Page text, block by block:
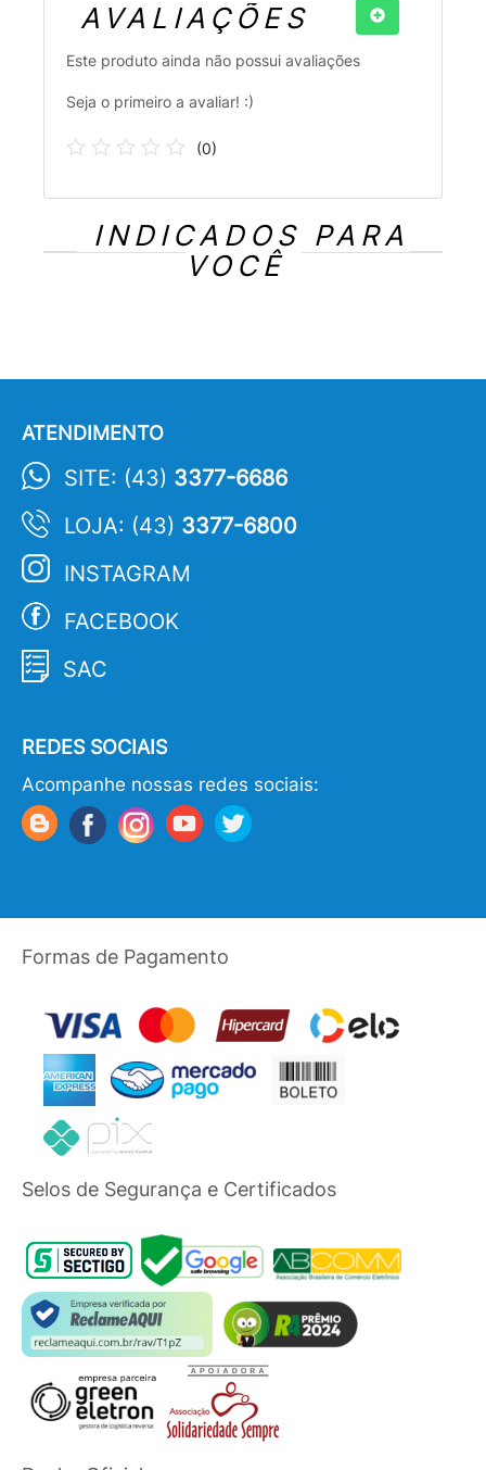
AVALIAÇÕES
Este produto ainda não possui avaliações
Seja o primeiro a avaliar! :)
(0)
INDICADOS PARA
VOCÊ
ATENDIMENTO
SITE: (43) 3377-6686
LOJA: (43) 3377-6800
INSTAGRAM
FACEBOOK
SAC
REDES SOCIAIS
Acompanhe nossas redes sociais:
Formas de Pagamento
Selos de Segurança e Certificados